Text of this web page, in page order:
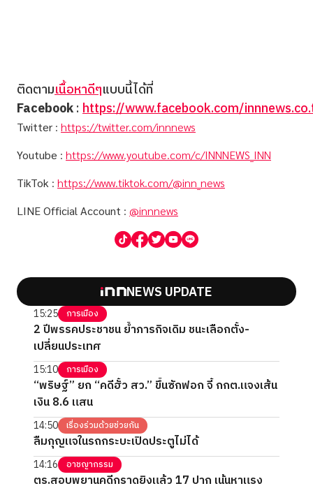
ติดตามเนื้อหาดีๆแบบนี้ได้ที่
Facebook: https://www.facebook.com/
Twitter : https://twitter.com/innnews
Youtube : https://www.youtube.com/c/INNNEWS_INN
TikTok : https://www.tiktok.com/@inn_news
LINE Official Account : @innnews
NEWS UPDATE
15:25 การเมือง
2 ปีพรรคประชาชน ย้ำภารกิจเดิม ชนะเลือกตั้ง-
เปลี่ยนประเทศ
15:10 การเมือง
“พริษฐ์” ยก “คดีฮั้ว สว.” ขึ้นซักฟอก จี้ กกต.แจงเส้น
เงิน 8.6 แสน
14:50 เรื่องร่วมด้วยช่วยกัน
ลืมกุญแจในรถกระบะเปิดประตูไม่ได้
14:16 อาชญากรรม
ตร.สอบพยานคดีกราดยิงแล้ว 17 ปาก เน้นหาแรง